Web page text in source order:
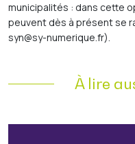
municipalités : dans cette
peuvent dès à présent se
syn@sy-numerique.fr).
À lire